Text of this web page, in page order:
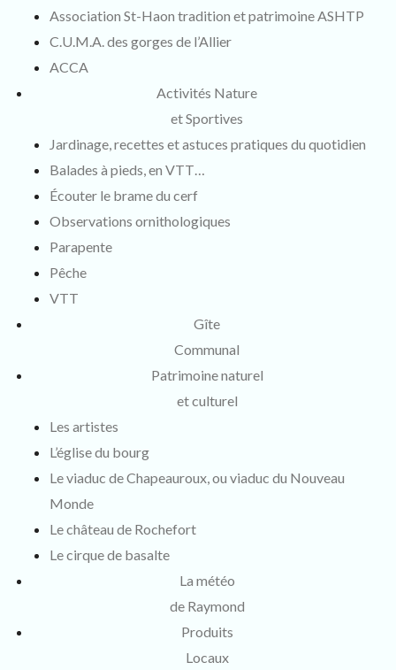
Association St-Haon tradition et patrimoine ASHTP
C.U.M.A. des gorges de l’Allier
ACCA
Activités Nature
et Sportives
Jardinage, recettes et astuces pratiques du quotidien
Balades à pieds, en VTT…
Écouter le brame du cerf
Observations ornithologiques
Parapente
Pêche
VTT
Gîte
Communal
Patrimoine naturel
et culturel
Les artistes
L’église du bourg
Le viaduc de Chapeauroux, ou viaduc du Nouveau
Monde
Le château de Rochefort
Le cirque de basalte
La météo
de Raymond
Produits
Locaux